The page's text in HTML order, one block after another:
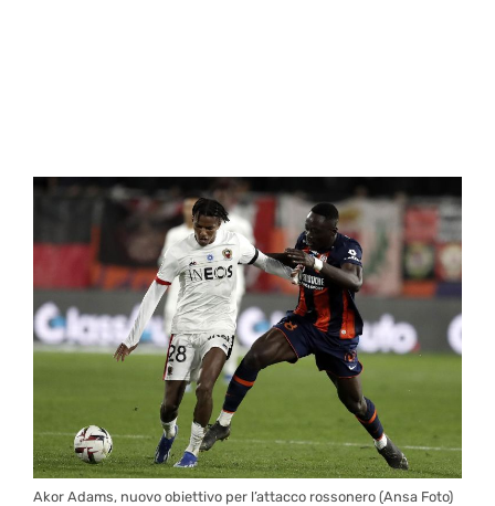
Akor Adams, nuovo obiettivo per l’attacco rossonero (Ansa Foto)